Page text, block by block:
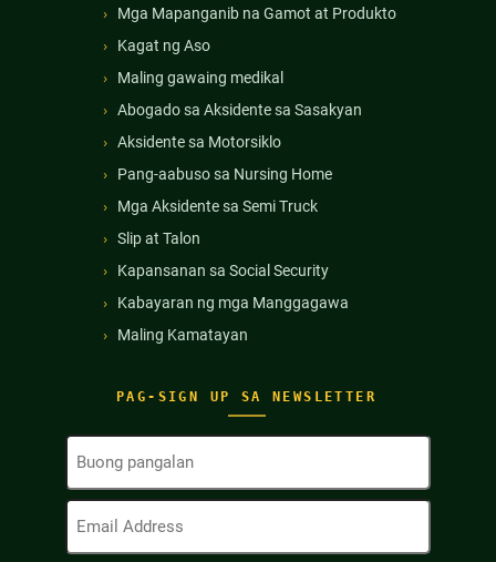
PAG-SIGN UP SA NEWSLETTER
Buong
(Kinakailangan)
Email
(Kinakailangan)
Mga Mapanganib na Gamot at Produkto
Kagat ng Aso
Maling gawaing medikal
Abogado sa Aksidente sa Sasakyan
Aksidente sa Motorsiklo
Pang-aabuso sa Nursing Home
Mga Aksidente sa Semi Truck
Slip at Talon
Kapansanan sa Social Security
Kabayaran ng mga Manggagawa
Maling Kamatayan